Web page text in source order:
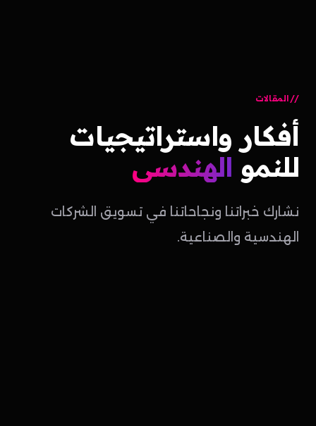
المقالات
أفكار واستراتيجيات
للنمو الهندسي
نشارك خبراتنا ونجاحاتنا في تسويق الشركات
الهندسية والصناعية.